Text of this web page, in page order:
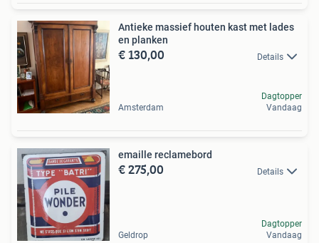
Antieke massief houten kast met lades
en planken
€ 130,00 Details
Amsterdam
Dagtopper
Vandaag
emaille reclamebord
€ 275,00 Details
Geldrop
Dagtopper
Vandaag